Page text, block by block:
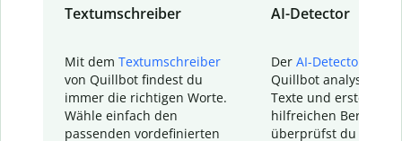
Textumschreiber
Mit dem Textumschreiber
von Quillbot findest du
immer die richtigen Worte.
Wähle einfach den
passenden vordefinierten
AI-Detector
Der AI-Detector
Quillbot analysiert
Texte und erstellt
hilfreichen Bericht.
überprüfst du